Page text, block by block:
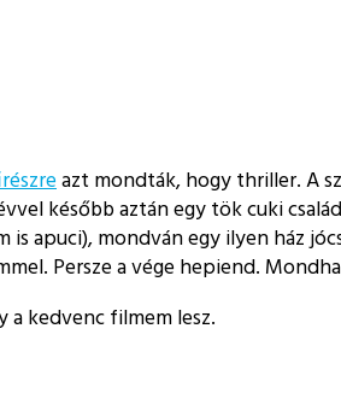
azt mondták, hogy thriller. A
később aztán egy tök cuki
is apuci), mondván egy ilyen ház
Persze a vége hepiend.
a kedvenc filmem lesz.